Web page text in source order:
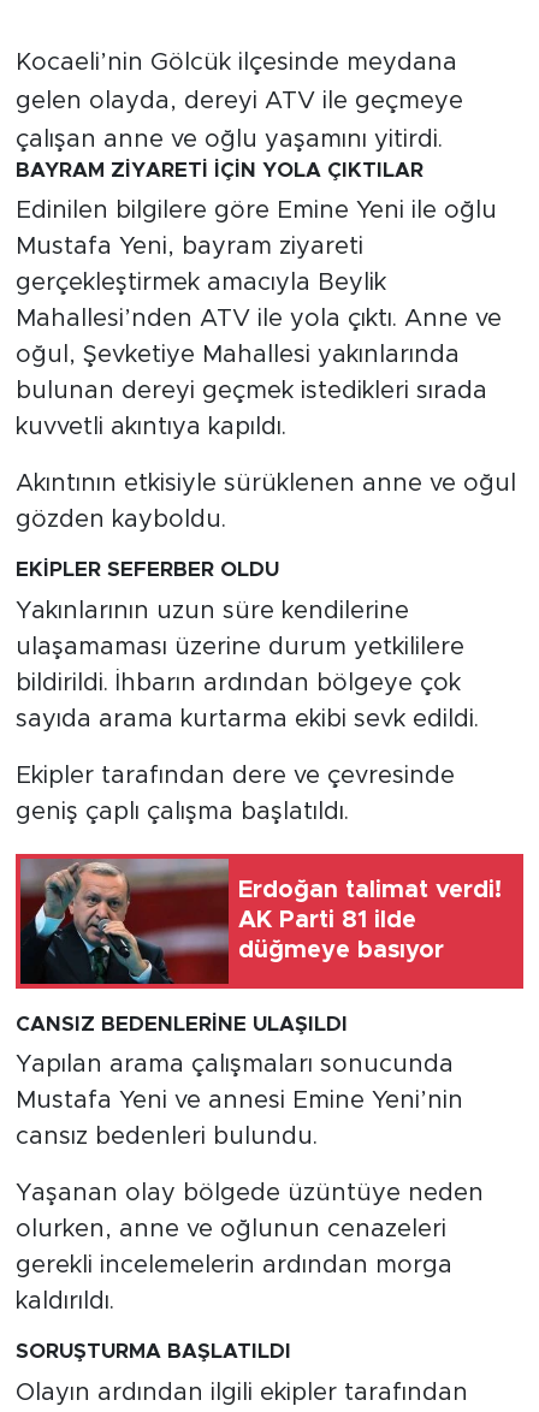
Kocaeli’nin Gölcük ilçesinde meydana
gelen olayda, dereyi ATV ile geçmeye
çalışan anne ve oğlu yaşamını yitirdi.
BAYRAM ZİYARETİ İÇİN YOLA ÇIKTILAR
Edinilen bilgilere göre Emine Yeni ile oğlu
Mustafa Yeni, bayram ziyareti
gerçekleştirmek amacıyla Beylik
Mahallesi’nden ATV ile yola çıktı. Anne ve
oğul, Şevketiye Mahallesi yakınlarında
bulunan dereyi geçmek istedikleri sırada
kuvvetli akıntıya kapıldı.
Akıntının etkisiyle sürüklenen anne ve oğul
gözden kayboldu.
EKİPLER SEFERBER OLDU
Yakınlarının uzun süre kendilerine
ulaşamaması üzerine durum yetkililere
bildirildi. İhbarın ardından bölgeye çok
sayıda arama kurtarma ekibi sevk edildi.
Ekipler tarafından dere ve çevresinde
geniş çaplı çalışma başlatıldı.
Erdoğan talimat verdi!
AK Parti 81 ilde
düğmeye basıyor
CANSIZ BEDENLERİNE ULAŞILDI
Yapılan arama çalışmaları sonucunda
Mustafa Yeni ve annesi Emine Yeni’nin
cansız bedenleri bulundu.
Yaşanan olay bölgede üzüntüye neden
olurken, anne ve oğlunun cenazeleri
gerekli incelemelerin ardından morga
kaldırıldı.
SORUŞTURMA BAŞLATILDI
Olayın ardından ilgili ekipler tarafından